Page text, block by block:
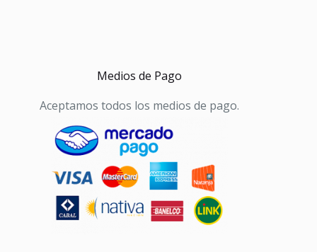
Medios de Pago
Aceptamos todos los medios de pago.